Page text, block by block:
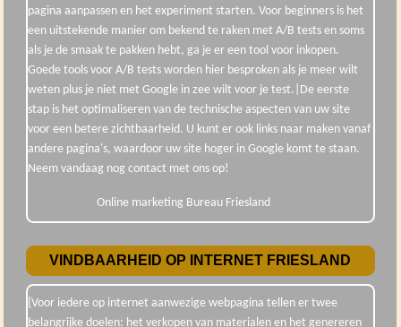
pagina aanpassen en het experiment starten. Voor beginners is het
een uitstekende manier om bekend te raken met A/B tests en soms
als je de smaak te pakken hebt, ga je er een tool voor inkopen.
Goede tools voor A/B tests worden hier besproken als je meer wilt
weten plus je niet met Google in zee wilt voor je test.|De eerste
stap is het optimaliseren van de technische aspecten van uw site
voor een betere zichtbaarheid. U kunt er ook links naar maken vanaf
andere pagina's, waardoor uw site hoger in Google komt te staan.
Neem vandaag nog contact met ons op!
Online marketing Bureau Friesland
VINDBAARHEID OP INTERNET FRIESLAND
{Voor iedere op internet aanwezige webpagina tellen er twee
belangrijke doelen: het verkopen van materialen en het genereren